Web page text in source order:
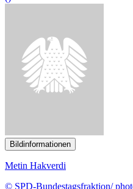
Bildinformationen
Metin Hakverdi
SPD
()